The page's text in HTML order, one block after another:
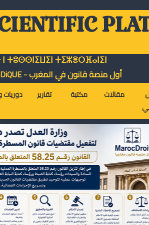
ⵜⵓⵙⵙⵏⵉⵡⵉⵏ ⵜⵉⵣⴻⵔⴼⴰⵏⵉⵏ
أول منصة قانون في المغرب - SiTE DE VEiLLE JURiDiQUE
تقارير مكتبة مقالات